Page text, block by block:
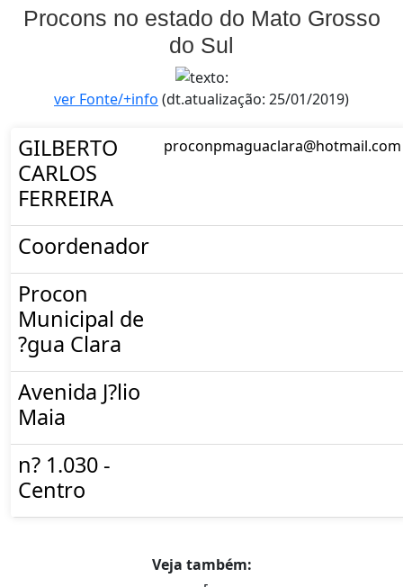
Procons no estado do Mato Grosso
do Sul
ver Fonte/+info (dt.atualização: 25/01/2019)
GILBERTO
CARLOS
FERREIRA
proconpmaguaclara@hotmail.com
Coordenador
Procon
Municipal de
?gua Clara
Avenida J?lio
Maia
n? 1.030 -
Centro
Veja também: